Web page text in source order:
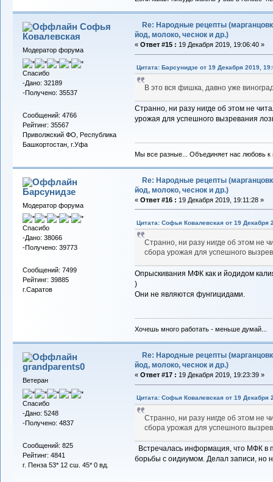
Софья
Ковалевская
Модератор форума
Спасибо
-Дано: 32189
-Получено: 35537
Сообщений: 4766
Рейтинг: 35567
Приволжский ФО, Республика
Башкортостан, г.Уфа
Re: Народные рецепты
йод, молоко, чеснок и др.)
« Ответ #15 : 19 Декабря 2019, 19:06:40 »
Цитата: Барсунидзе от 19 Декабря 2019,
В это вся фишка, давно уже
Странно, ни разу нигде об этом не
урожая для успешного вызревания
Мы все разные... Объединяет нас любовь к
Барсунидзе
Модератор форума
Спасибо
-Дано: 38066
-Получено: 39773
Сообщений: 7499
Рейтинг: 39885
г.Саратов
Re: Народные рецепты
йод, молоко, чеснок и др.)
« Ответ #16 : 19 Декабря 2019, 19:11:28 »
Цитата: Софья Ковалевская от 19 Декабря
Странно, ни разу нигде об этом не
сбора урожая для успешного
Опрыскивания МФК как и йодидом
)
Они не являются фунгицидами.
Хочешь много работать - меньше думай...
grandparents0
Ветеран
Спасибо
-Дано: 5248
-Получено: 4837
Сообщений: 825
Рейтинг: 4841
г. Пенза 53* 12 сш. 45* 0 вд.
Re: Народные рецепты
йод, молоко, чеснок и др.)
« Ответ #17 : 19 Декабря 2019, 19:23:39 »
Цитата: Софья Ковалевская от 19 Декабря
Странно, ни разу нигде об этом не
сбора урожая для успешного
Встречалась информация, что МФК в
борьбы с оидиумом. Делал записи, но